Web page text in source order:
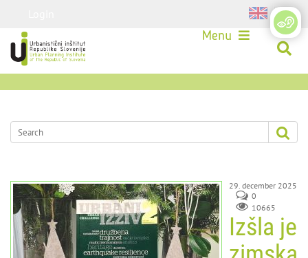
Menu
29. december 2025
0
10665
Izšla je